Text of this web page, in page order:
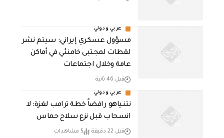
عربي ودولي
مسؤول عسكري إيراني: سيتم نشر
لقطات لمجتبى خامنئي في أماكن
عامة وخلال اجتماعات
قبل 46 ثانية
عربي ودولي
نتنياهو رافضاً خطة ترامب لغزة: لا
انسحاب قبل نزع سلاح حماس
قبل 22 دقيقة 5 مشاهدات